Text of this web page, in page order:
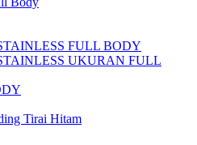
FULL BODY
UKURAN FULL
Tirai Hitam